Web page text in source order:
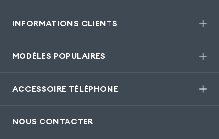
INFORMATIONS CLIENTS
MODÈLES POPULAIRES
ACCESSOIRE TÉLÉPHONE
NOUS CONTACTER